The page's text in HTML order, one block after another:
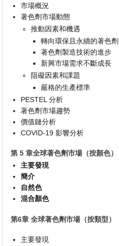
市場概況
著色劑市場動態
推動因素和機遇
轉向環保且永續的著色劑
著色劑製造技術的進步
新興市場需求不斷成長
阻礙因素和課題
嚴格的生產標準
PESTEL 分析
著色劑市場趨勢
價值鏈分析
COVID-19 影響分析
第 5 章全球著色劑市場（按顏色）
主要發現
簡介
自然色
混合顏色
第6章 全球著色劑市場（按類型）
主要發現